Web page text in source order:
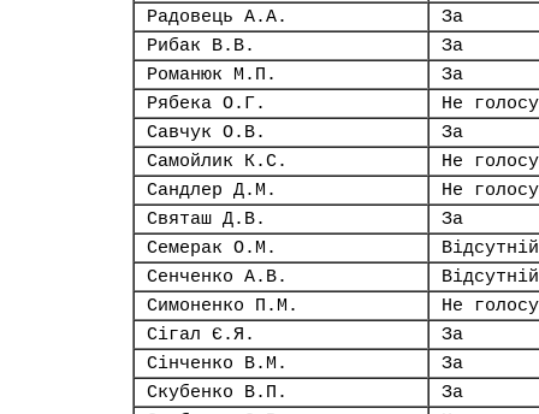
Радовець А.А.
За
Рибак В.В.
За
Романюк М.П.
За
Рябека О.Г.
Не
Савчук О.В.
За
Самойлик К.С.
Не
Сандлер Д.М.
Не
Святаш Д.В.
За
Семерак О.М.
Відсутній
Сенченко А.В.
Відсутній
Симоненко П.М.
Не
Сігал Є.Я.
За
Сінченко В.М.
За
Скубенко В.П.
За